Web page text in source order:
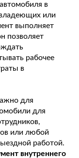
в
или
выполняет
позволяет
рабочее
в
для
для
или любой
работой.
внутреннего